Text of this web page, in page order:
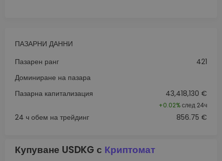
ПАЗАРНИ ДАННИ
Пазарен ранг
421
Доминиране на пазара
Пазарна капитализация
43,418,130 €
+0.02%след 24ч
24 ч обем на трейдинг 856.75 €
Купуване USDKG с Криптомат